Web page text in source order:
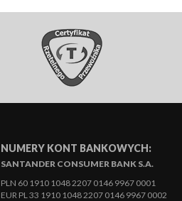
NUMERY KONT BANKOWYCH:
SANTANDER CONSUMER BANK S.A.
PLN 60 1910 1048 2207 0146 9967 0001
EUR PL 33 1910 1048 2207 0146 9967 0002